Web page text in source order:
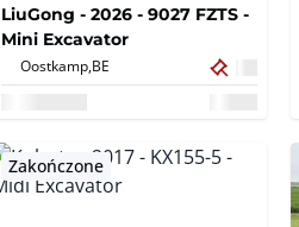
LiuGong - 2026 - 9027 FZTS -
Mini Excavator
Oostkamp, BE
Zakończone